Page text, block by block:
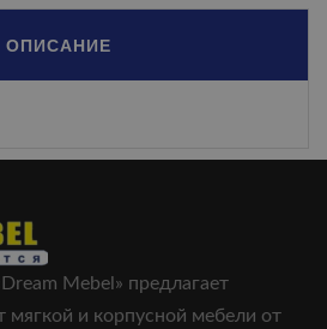
ОПИСАНИЕ
Mebel» предлагает
мягкой и корпусной мебели от